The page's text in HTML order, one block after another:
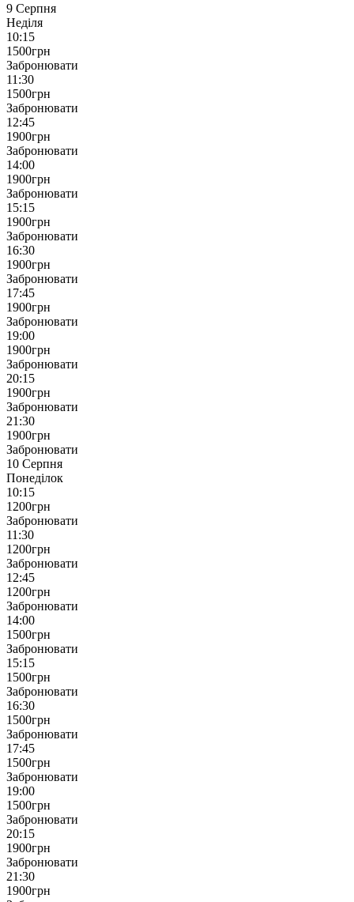
9 Серпня
Неділя
10:15
1500грн
Забронювати
11:30
1500грн
Забронювати
12:45
1900грн
Забронювати
14:00
1900грн
Забронювати
15:15
1900грн
Забронювати
16:30
1900грн
Забронювати
17:45
1900грн
Забронювати
19:00
1900грн
Забронювати
20:15
1900грн
Забронювати
21:30
1900грн
Забронювати
10 Серпня
Понеділок
10:15
1200грн
Забронювати
11:30
1200грн
Забронювати
12:45
1200грн
Забронювати
14:00
1500грн
Забронювати
15:15
1500грн
Забронювати
16:30
1500грн
Забронювати
17:45
1500грн
Забронювати
19:00
1500грн
Забронювати
20:15
1900грн
Забронювати
21:30
1900грн